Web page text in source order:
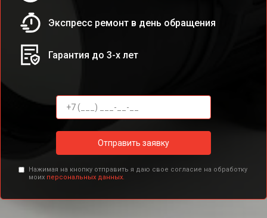
Экспресс ремонт в день обращения
Гарантия до 3-х лет
Отправить заявку
Нажимая на кнопку отправить я даю свое согласие на обработку
моих персональных данных.